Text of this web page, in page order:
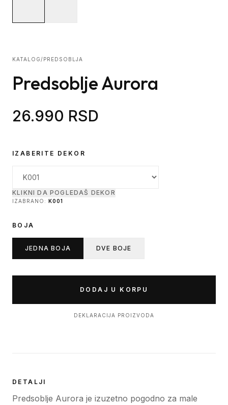
KATALOG/PREDSOBLJA
Predsoblje Aurora
26.990 RSD
IZABERITE DEKOR
KLIKNI DA POGLEDAŠ DEKOR
IZABRANO: K001
BOJA
JEDNA BOJA DVE BOJE
DODAJ U KORPU
DEKLARACIJA PROIZVODA
DETALJI
Predsoblje Aurora je izuzetno pogodno za male